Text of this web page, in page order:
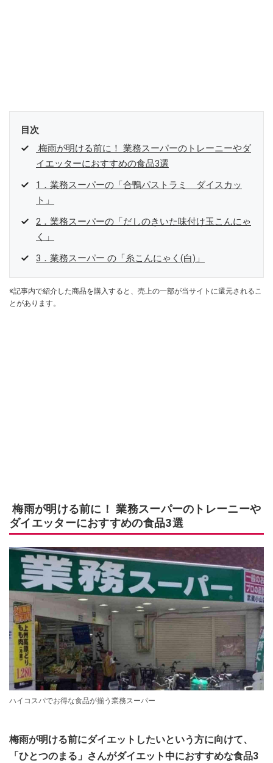
目次
梅雨が明ける前に！ 業務スーパーのトレーニーやダ
イエッターにおすすめの食品3選
1．業務スーパーの「合鴨パストラミ ダイスカッ
ト」
2．業務スーパーの「だしのきいた味付け玉こんにゃ
く」
3．業務スーパー の「糸こんにゃく(白)」
※記事内で紹介した商品を購入すると、売上の一部が当サイトに還元されるこ
とがあります。
梅雨が明ける前に！ 業務スーパーのトレーニーや
ダイエッターにおすすめの食品3選
ハイコスパでお得な食品が揃う業務スーパー
梅雨が明ける前にダイエットしたいという方に向けて、
「ひとつのまる」さんがダイエット中におすすめな食品3